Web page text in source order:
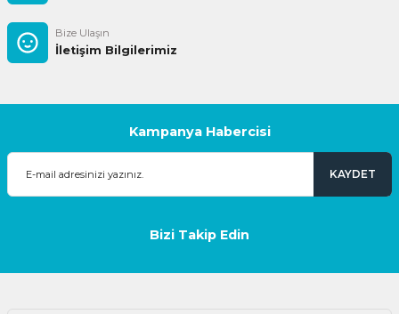
Bize Ulaşın
İletişim Bilgilerimiz
Kampanya Habercisi
KAYDET
Bizi Takip Edin